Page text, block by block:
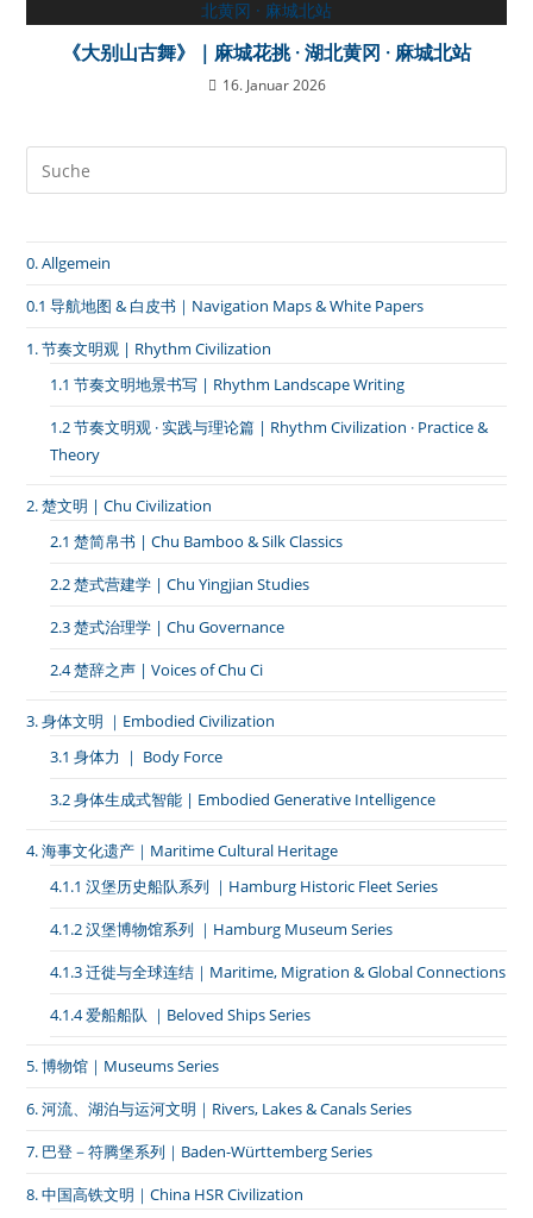
《大别山古舞》｜麻城花挑 · 湖北黄冈 · 麻城北站
16. Januar 2026
0. Allgemein
0.1 导航地图 & 白皮书｜Navigation Maps & White Papers
1. 节奏文明观 | Rhythm Civilization
1.1 节奏文明地景书写 | Rhythm Landscape Writing
1.2 节奏文明观 · 实践与理论篇 | Rhythm Civilization · Practice &
Theory
2. 楚文明 | Chu Civilization
2.1 楚简帛书 | Chu Bamboo & Silk Classics
2.2 楚式营建学 | Chu Yingjian Studies
2.3 楚式治理学 | Chu Governance
2.4 楚辞之声 | Voices of Chu Ci
3. 身体文明 ｜Embodied Civilization
3.1 身体力 ｜ Body Force
3.2 身体生成式智能 | Embodied Generative Intelligence
4. 海事文化遗产｜Maritime Cultural Heritage
4.1.1 汉堡历史船队系列 ｜Hamburg Historic Fleet Series
4.1.2 汉堡博物馆系列 ｜Hamburg Museum Series
4.1.3 迁徙与全球连结｜Maritime, Migration & Global Connections
4.1.4 爱船船队 ｜Beloved Ships Series
5. 博物馆｜Museums Series
6. 河流、湖泊与运河文明｜Rivers, Lakes & Canals Series
7. 巴登－符腾堡系列｜Baden-Württemberg Series
8. 中国高铁文明｜China HSR Civilization